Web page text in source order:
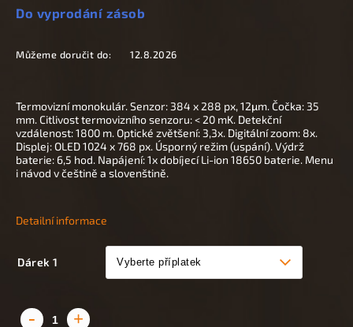
Do vyprodání zásob
Můžeme doručit do: 12.8.2026
Dárek 1
Termovizní monokulár. Senzor: 384 x 288 px, 12μm. Čočka: 35
mm. Citlivost termovizního senzoru: < 20 mK. Detekční
vzdálenost: 1800 m. Optické zvětšení: 3,3x. Digitální zoom: 8x.
Displej: OLED 1024 x 768 px. Úsporný režim (uspání). Výdrž
baterie: 6,5 hod. Napájení: 1x dobíjecí Li-ion 18650 baterie. Menu
i návod v češtině a slovenštině.
Detailní informace